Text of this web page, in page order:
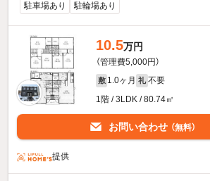
駐車場あり 駐輪場あり
10.5万円
（管理費5,000円）
敷 1.0ヶ月 礼 不要
1階 / 3LDK / 80.74㎡
お問い合わせ （無料）
提供